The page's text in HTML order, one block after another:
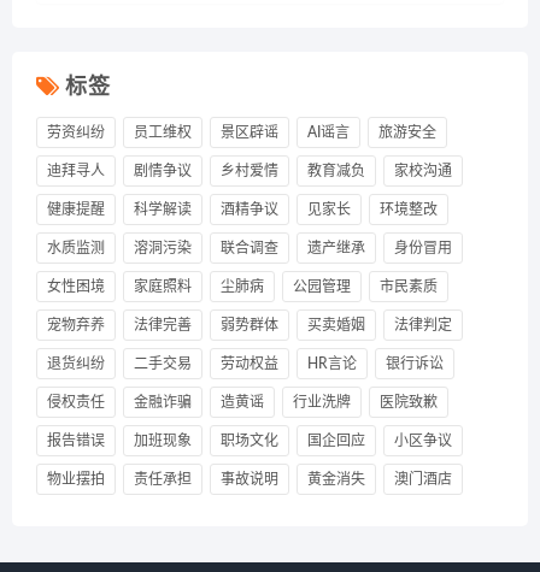
标签
劳资纠纷 员工维权 景区辟谣 AI谣言 旅游安全
迪拜寻人 剧情争议 乡村爱情 教育减负 家校沟通
健康提醒 科学解读 酒精争议 见家长 环境整改
水质监测 溶洞污染 联合调查 遗产继承 身份冒用
女性困境 家庭照料 尘肺病 公园管理 市民素质
宠物弃养 法律完善 弱势群体 买卖婚姻 法律判定
退货纠纷 二手交易 劳动权益 HR言论 银行诉讼
侵权责任 金融诈骗 造黄谣 行业洗牌 医院致歉
报告错误 加班现象 职场文化 国企回应 小区争议
物业摆拍 责任承担 事故说明 黄金消失 澳门酒店